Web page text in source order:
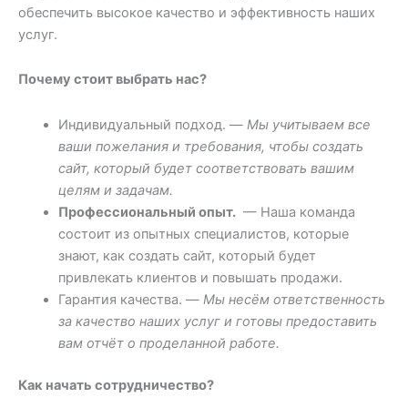
обеспечить высокое качество и эффективность наших
услуг.
Почему стоит выбрать нас?
Индивидуальный подход. — Мы учитываем все
ваши пожелания и требования, чтобы создать
сайт, который будет соответствовать вашим
целям и задачам.
Профессиональный опыт.— Наша команда
состоит из опытных специалистов, которые
знают, как создать сайт, который будет
привлекать клиентов и повышать продажи.
Гарантия качества. — Мы несём ответственность
за качество наших услуг и готовы предоставить
вам отчёт о проделанной работе.
Как начать сотрудничество?